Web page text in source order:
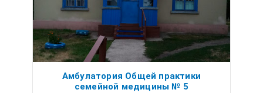
Амбулатория Общей практики
семейной медицины № 5